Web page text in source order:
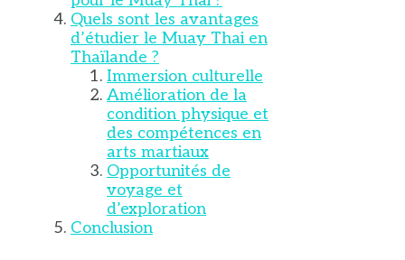
Quels sont les avantages
d’étudier le Muay Thai en
Thaïlande ?
Immersion culturelle
Amélioration de la
condition physique et
des compétences en
arts martiaux
Opportunités de
voyage et
d’exploration
Conclusion